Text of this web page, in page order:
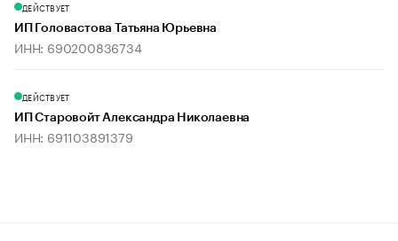
ДЕЙСТВУЕТ
ИП Головастова Татьяна Юрьевна
ИНН: 690200836734
ДЕЙСТВУЕТ
ИП Старовойт Александра Николаевна
ИНН: 691103891379